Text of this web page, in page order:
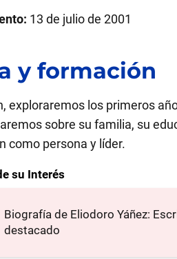
13 de julio de 2001
y formación
exploraremos los primeros
sobre su familia, su
como persona y líder.
su Interés
Biografía de Eliodoro Yáñez:
destacado